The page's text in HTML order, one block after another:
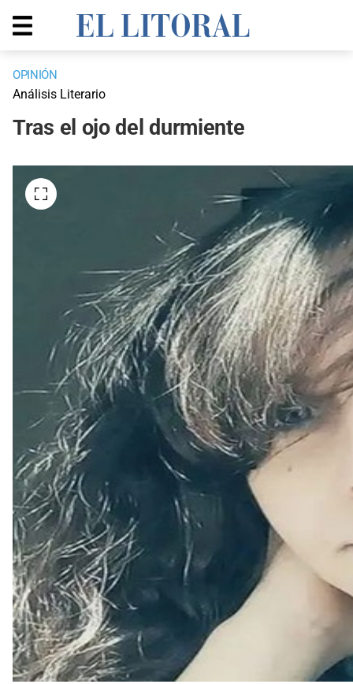
OPINIÓN
Análisis Literario
Tras el ojo del durmiente